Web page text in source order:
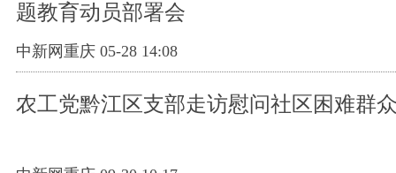
题教育动员部署会
中新网重庆 05-28 14:08
农工党黔江区支部走访慰问社区困难群